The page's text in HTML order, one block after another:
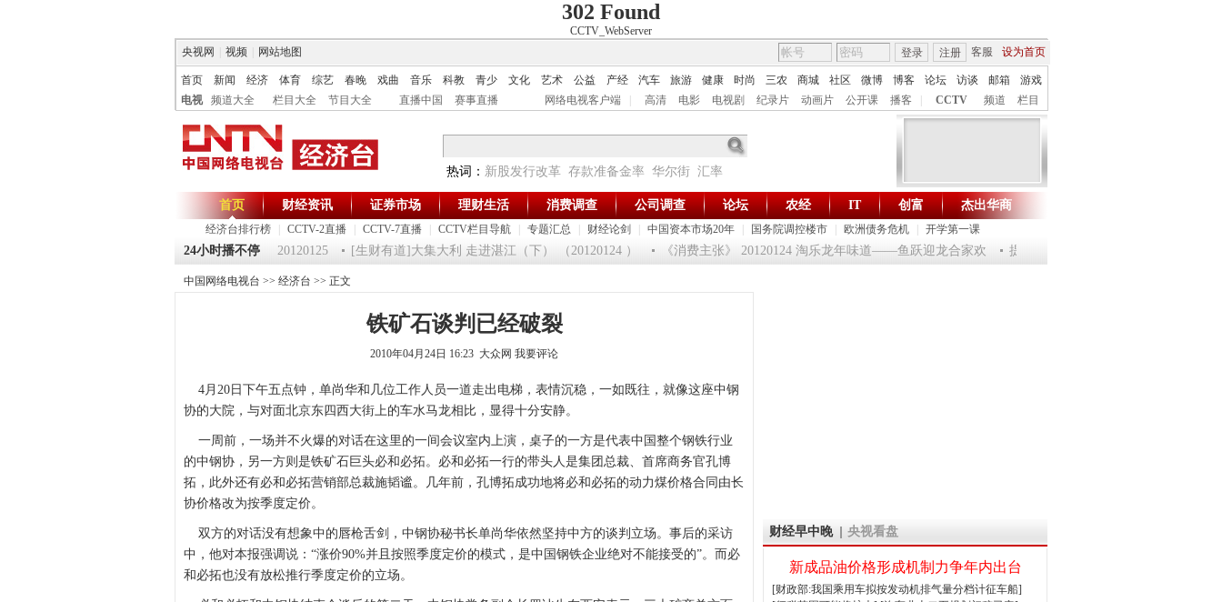
302 Found
CCTV_WebServer
央视网
视频 网站地图 客服 设为首页
登录 注册
首页 新闻 经济 体育 综艺 春晚 戏曲 音乐 科教 青少 文化 艺术 公益 产经 汽车 旅游 健康 时尚 三农 商城 社区 微博 博客 论坛 访谈 邮箱
游戏
电视
频道大全 栏目大全 节目大全 直播中国 赛事直播 网络电视客户端 高清 电影 电视剧 纪录片 动画片 公开课 播客 CCTV 频道 栏目
热词： 新股发行改革 存款准备金率 华尔街 汇率
财智生活 一键通达
首页
经济台排行榜 CCTV-2直播 CCTV-7直播 CCTV栏目导航 专题汇总 财经论剑 中国资本市场20年 国务院调控楼市 欧洲债务危机 开学第一课
财经资讯 证券市场 理财生活 消费调查 公司调查 论坛 农经 IT 创富 杰出华商
24小时播不停
《第一时间》 20120125 [生财有道]大集大利 走进湛江（下） （20120124 ） 《消费主张》 20120124 淘乐龙年味道——鱼跃迎龙合家欢 提问2012：机遇与悬念共存
中国网络电视台 >> 经济台 >> 正文
铁矿石谈判已经破裂
2010年04月24日 16:23 大众网 我要评论
4月20日下午五点钟，单尚华和几位工作人员一道走出电梯，表情沉稳，一如既往，就像这座中钢
协的大院，与对面北京东四西大街上的车水马龙相比，显得十分安静。
一周前，一场并不火爆的对话在这里的一间会议室内上演，桌子的一方是代表中国整个钢铁行业
的中钢协，另一方则是铁矿石巨头必和必拓。必和必拓一行的带头人是集团总裁、首席商务官孔博
拓，此外还有必和必拓营销部总裁施韬谧。几年前，孔博拓成功地将必和必拓的动力煤价格合同由长
协价格改为按季度定价。
双方的对话没有想象中的唇枪舌剑，中钢协秘书长单尚华依然坚持中方的谈判立场。事后的采访
中，他对本报强调说：“涨价90%并且按照季度定价的模式，是中国钢铁企业绝对不能接受的”。而必
和必拓也没有放松推行季度定价的立场。
财经早中晚 央视看盘
新成品油价格形成机制力争年内出台
[财政部:我国乘用车拟按发动机排气量分档计征车船]